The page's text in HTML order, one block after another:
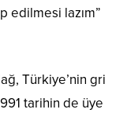
edilmesi lazım”
Türkiye’nin gri
tarihin de üye